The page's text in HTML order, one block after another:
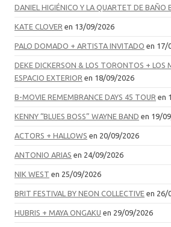
DANIEL HIGIÉNICO Y LA QUARTET DE BAÑO
KATE CLOVER en 13/09/2026
PALO DOMADO + ARTISTA INVITADO en 17/
DEKE DICKERSON & LOS TORONTOS + LOS
ESPACIO EXTERIOR en 18/09/2026
B-MOVIE REMEMBRANCE DAYS 45 TOUR en
KENNY “BLUES BOSS” WAYNE BAND en 19/
ACTORS + HALLOWS en 20/09/2026
ANTONIO ARIAS en 24/09/2026
NIK WEST en 25/09/2026
BRIT FESTIVAL BY NEON COLLECTIVE en 26/
HUBRIS + MAYA ONGAKU en 29/09/2026